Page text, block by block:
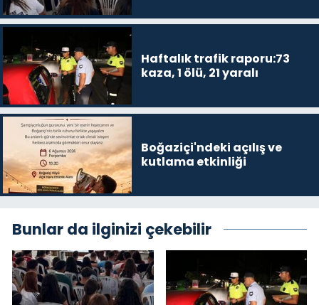
Haftalık trafik raporu:73
kaza, 1 ölü, 21 yaralı
Boğaziçi'ndeki açılış ve
kutlama etkinliği
Bunlar da ilginizi çekebilir